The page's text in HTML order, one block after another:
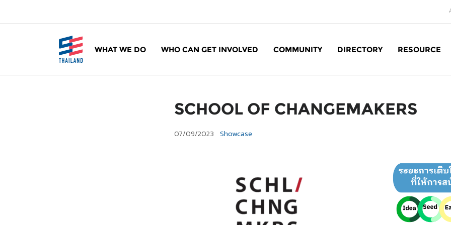
WHAT WE DO WHO CAN GET INVOLVED COMMUNITY DIRECTORY RESOURCE
SCHOOL OF CHANGEMAKERS
07/09/2023 Showcase